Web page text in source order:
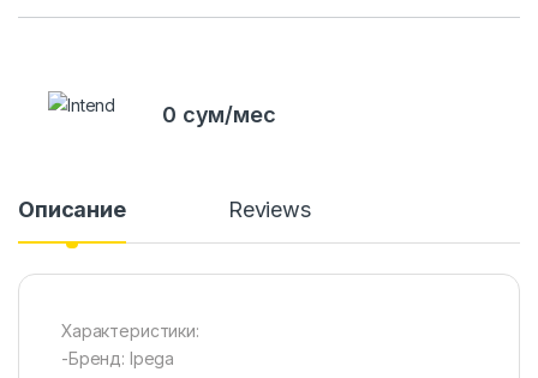
0 сум/мес
Описание Reviews
Характеристики:
-Бренд: Ipega